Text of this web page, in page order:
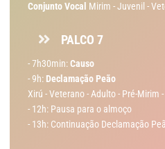
Conjunto Vocal Mirim - Juvenil -
PALCO 7
- 7h30min:Causo
- 9h: Declamação Peão
Xirú - Veterano - Adulto - Pré-Mirim
- 12h: Pausa para o almoço
- 13h: Continuação Declamação